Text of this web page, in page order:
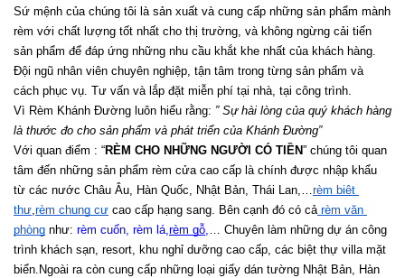
Sứ mệnh của chúng tôi là sản xuất và cung cấp những sản phẩm mành
rèm với chất lượng tốt nhất cho thị trường, và không ngừng cải tiến
sản phẩm để đáp ứng những nhu cầu khắt khe nhất của khách hàng.
Đội ngũ nhân viên chuyên nghiệp, tận tâm trong từng sản phẩm và
cách phục vụ. Tư vấn và lắp đặt miễn phí tại nhà, tại công trình.
Vì Rèm Khánh Đường luôn hiểu rằng: ” Sự hài lòng của quý khách hàng
là thước đo cho sản phẩm và phát triển của Khánh Đường”
Với quan điểm : “RÈM CHO NHỮNG NGƯỜI CÓ TIỀN” chúng tôi quan
tâm đến những sản phẩm rèm cửa cao cấp là chính được nhập khẩu
từ các nước Châu Âu, Hàn Quốc, Nhật Bản, Thái Lan,…rèm biệt
thự,rèm chung cư cao cấp hạng sang. Bên cạnh đó có cả rèm văn
phòng như: rèm cuốn, rèm lá,rèm gỗ,… Chuyên làm những dự án công
trình khách sạn, resort, khu nghỉ dưỡng cao cấp, các biệt thự villa mặt
biển.Ngoài ra còn cung cấp những loại giấy dán tường Nhật Bản, Hàn